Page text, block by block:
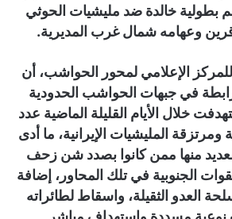
بطولية خالدة ضد مليشيات الحوثي
قرين وعهامه شمال غرب المديرية.
الإعلامي لمحور الحواشب، أن
في جبهات الحواشب الحدودية
خلال الأيام القليلة الماضية عدد
ومرتزقة المليشيات الإيرانية، ما أدى
منها ممن كانوا بصدد شن زحف
الجنوبية في تلك المحاور، إضافة
العدو الثقيلة، واسقاط لطائراته